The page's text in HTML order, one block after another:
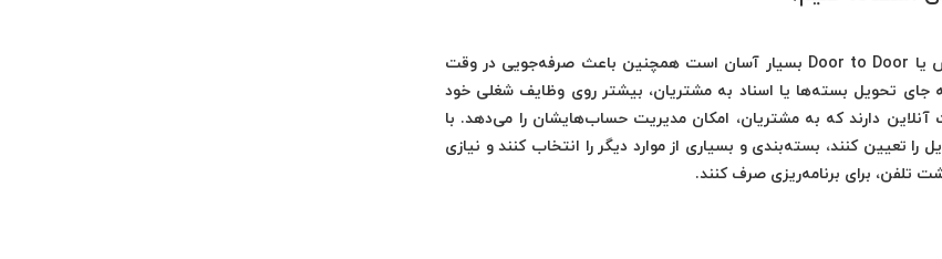
یا Door to Door ‌ بسیار آسان است همچنین باعث صرفه‌جویی در وقت
تحویل بسته‌ها یا اسناد به مشتریان، بیشتر روی وظایف شغلی خود
آنلاین دارند که به مشتریان، امکان مدیریت حساب‌هایشان را می‌دهد. با
را تعیین کنند، بسته‌بندی و بسیاری از موارد دیگر را انتخاب کنند و نیازی
تلفن، برای برنامه‌ریزی صرف کنند.